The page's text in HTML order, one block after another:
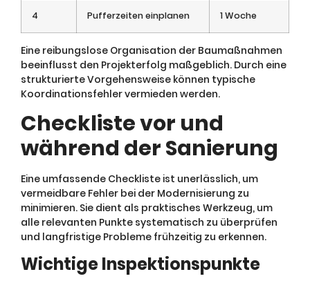
4 Pufferzeiten einplanen 1 Woche
Eine reibungslose Organisation der Baumaßnahmen
beeinflusst den Projekterfolg maßgeblich. Durch eine
strukturierte Vorgehensweise können typische
Koordinationsfehler vermieden werden.
Checkliste vor und
während der Sanierung
Eine umfassende Checkliste ist unerlässlich, um
vermeidbare Fehler bei der Modernisierung zu
minimieren. Sie dient als praktisches Werkzeug, um
alle relevanten Punkte systematisch zu überprüfen
und langfristige Probleme frühzeitig zu erkennen.
Wichtige Inspektionspunkte